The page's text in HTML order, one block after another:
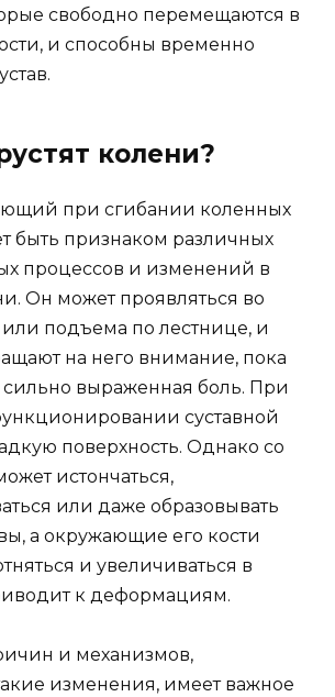
свободно перемещаются в
и способны временно
колени?
при сгибании коленных
быть признаком различных
процессов и изменений в
Он может проявляться во
подъема по лестнице, и
на него внимание, пока
сильно выраженная боль. При
суставной
поверхность. Однако со
истончаться,
или даже образовывать
а окружающие его кости
и увеличиваться в
к деформациям.
и механизмов,
изменения, имеет важное